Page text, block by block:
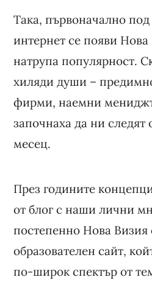
Така, първоначално
интернет се появи
натрупа популярност.
хиляди души –
фирми, наемни
започнаха да ни следят
месец.
През годините
от блог с наши лични
постепенно Нова Визия
образователен сайт,
по-широк спектър от